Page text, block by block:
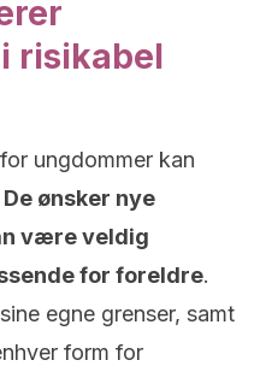
risikabel
ungdommer kan
De ønsker nye
være veldig
for foreldre.
egne grenser, samt
form for